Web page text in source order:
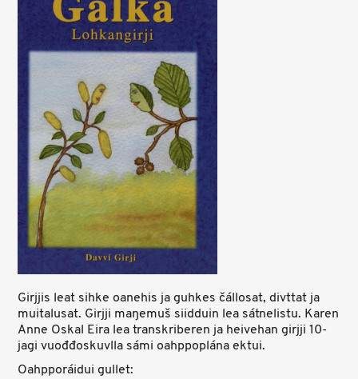
Girjjis leat sihke oanehis ja guhkes čállosat, divttat ja
muitalusat. Girjji maŋemuš siidduin lea sátnelistu. Karen
Anne Oskal Eira lea transkriberen ja heivehan girjji 10-
jagi vuođđoskuvlla sámi oahppoplána ektui.
Oahpporáidui gullet: